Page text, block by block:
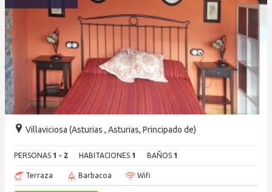
Villaviciosa (Asturias , Asturias, Principado de)
PERSONAS 1 - 2 HABITACIONES 1 BAÑOS 1
Terraza Barbacoa Wifi